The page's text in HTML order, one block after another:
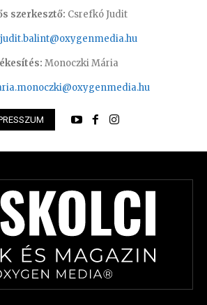
szerkesztő: Csrefkó Judit
judit.balint@oxygenmedia.hu
Monoczki Mária